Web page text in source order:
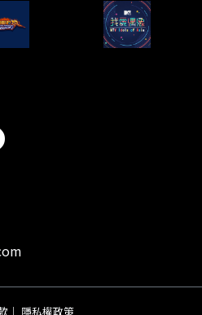
｜ 隱私權政策